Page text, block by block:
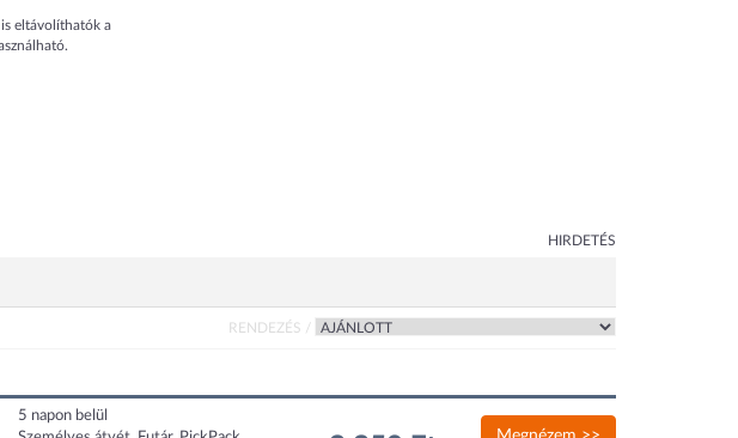
eltávolíthatók a
HIRDETÉS
RENDEZÉS /
5 napon belül